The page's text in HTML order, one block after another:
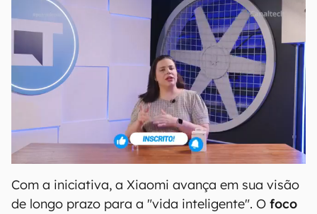
Com a iniciativa, a Xiaomi avança em sua visão
de longo prazo para a "vida inteligente". O foco